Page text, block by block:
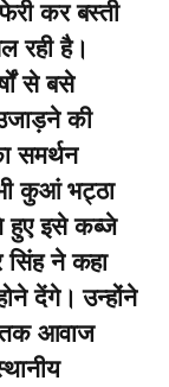
कर बस्ती
रही है।
से बसे
की
समर्थन
भी कुआं भट्ठा
हुए इसे कब्जे
सिंह ने कहा
देंगे। उन्होंने
आवाज